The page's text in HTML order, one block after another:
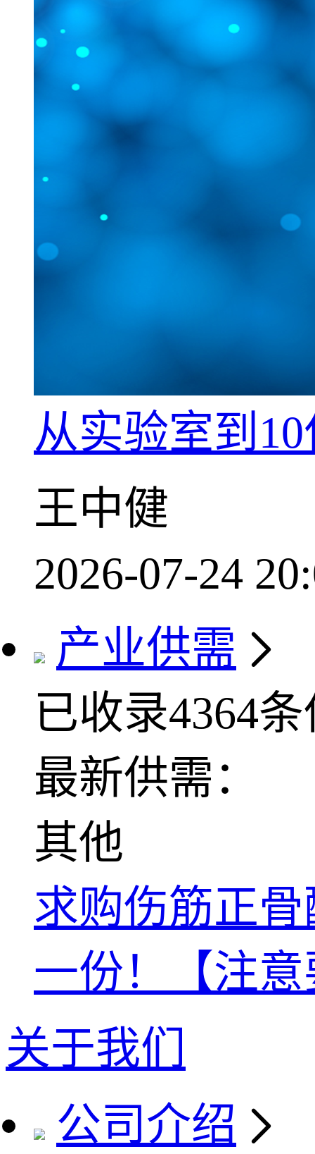
从实验室到
王中健
2026-07-24
产业供需
已收录4364
最新供需：
其他
求购伤筋正骨
一份！【注
关于我们
公司介绍